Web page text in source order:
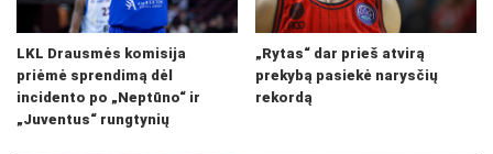
LKL Drausmės komisija
priėmė sprendimą dėl
incidento po „Neptūno“ ir
„Juventus“ rungtynių
„Rytas“ dar prieš atvirą
prekybą pasiekė narysčių
rekordą